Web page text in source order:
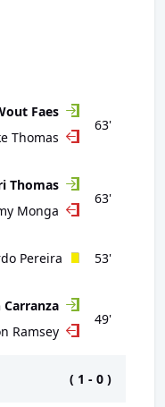
63'
Faes
Thomas
63'
Thomas
Monga
53'
Pereira
49'
Carranza
Ramsey
( 1 - 0 )